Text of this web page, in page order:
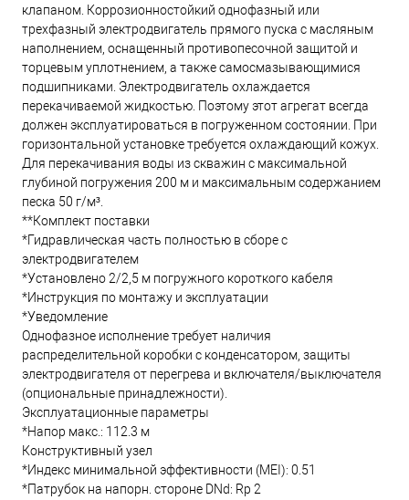
клапаном. Коррозионностойкий однофазный или
трехфазный электродвигатель прямого пуска с масляным
наполнением, оснащенный противопесочной защитой и
торцевым уплотнением, а также самосмазывающимися
подшипниками. Электродвигатель охлаждается
перекачиваемой жидкостью. Поэтому этот агрегат всегда
должен эксплуатироваться в погруженном состоянии. При
горизонтальной установке требуется охлаждающий кожух.
Для перекачивания воды из скважин с максимальной
глубиной погружения 200 м и максимальным содержанием
песка 50 г/м³.
**Комплект поставки
*Гидравлическая часть полностью в сборе с
электродвигателем
*Установлено 2/2,5 м погружного короткого кабеля
*Инструкция по монтажу и эксплуатации
*Уведомление
Однофазное исполнение требует наличия
распределительной коробки с конденсатором, защиты
электродвигателя от перегрева и включателя/выключателя
(опциональные принадлежности).
Эксплуатационные параметры
*Напор макс.: 112.3 м
Конструктивный узел
*Индекс минимальной эффективности (MEI): 0.51
*Патрубок на напорн. стороне DNd: Rp 2